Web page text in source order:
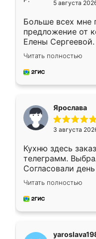
5 августа
Больше всех мне
предложение от
Елены
короткие сроки
для замера
предложил по
Читать полностью
Ярослава
3 августа
Кухню здесь
телеграмм.
Согласовали
недели кухня
довольны
мебель за
Читать полностью